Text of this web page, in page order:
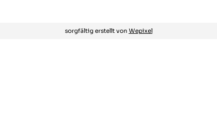
sorgfältig erstellt von Wepixel